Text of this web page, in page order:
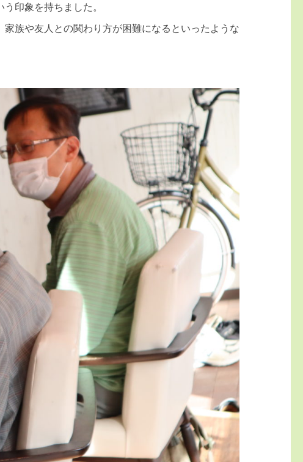
印象を持ちました。
族や友人との関わり方が困難になるといったような